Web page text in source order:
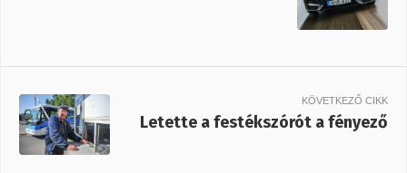
KÖVETKEZŐ CIKK
Letette a festékszórót a fényező